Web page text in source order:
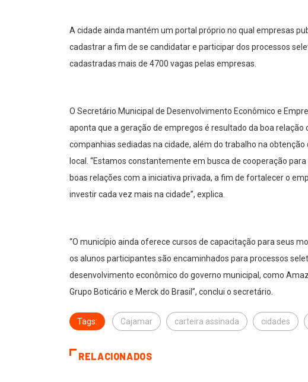
A cidade ainda mantém um portal próprio no qual empresas
cadastrar a fim de se candidatar e participar dos processos
cadastradas mais de 4700 vagas pelas empresas.
O Secretário Municipal de Desenvolvimento Econômico e
aponta que a geração de empregos é resultado da boa
companhias sediadas na cidade, além do trabalho na
local. “Estamos constantemente em busca de cooperação
boas relações com a iniciativa privada, a fim de fortalecer o
investir cada vez mais na cidade”, explica.
“O município ainda oferece cursos de capacitação para seus
os alunos participantes são encaminhados para processos
desenvolvimento econômico do governo municipal, como
Grupo Boticário e Merck do Brasil”, conclui o secretário.
Tags: Cajamar carteira assinada cidades
RELACIONADOS